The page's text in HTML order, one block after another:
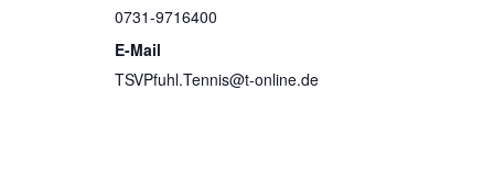
0731-9716400
E-Mail
TSVPfuhl.Tennis@t-online.de